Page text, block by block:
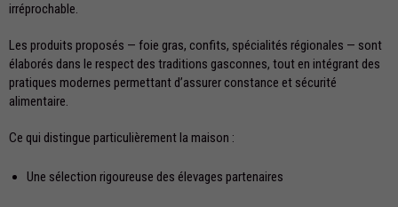
irréprochable.
Les produits proposés — foie gras, confits, spécialités régionales — sont
élaborés dans le respect des traditions gasconnes, tout en intégrant des
pratiques modernes permettant d’assurer constance et sécurité
alimentaire.
Ce qui distingue particulièrement la maison :
Une sélection rigoureuse des élevages partenaires